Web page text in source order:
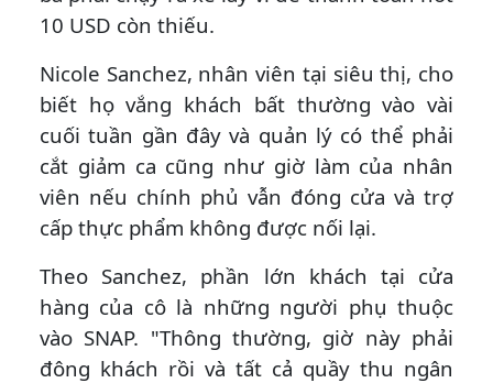
10 USD còn thiếu.
Nicole Sanchez, nhân viên tại siêu thị, cho
biết họ vắng khách bất thường vào vài
cuối tuần gần đây và quản lý có thể phải
cắt giảm ca cũng như giờ làm của nhân
viên nếu chính phủ vẫn đóng cửa và trợ
cấp thực phẩm không được nối lại.
Theo Sanchez, phần lớn khách tại cửa
hàng của cô là những người phụ thuộc
vào SNAP. "Thông thường, giờ này phải
đông khách rồi và tất cả quầy thu ngân